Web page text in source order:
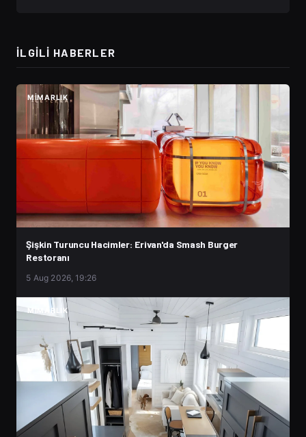
İLGILI HABERLER
MIMARLIK
Şişkin Turuncu Hacimler: Erivan'da Smash Burger
Restoranı
5 Aug 2026, 19:26
MIMARLIK